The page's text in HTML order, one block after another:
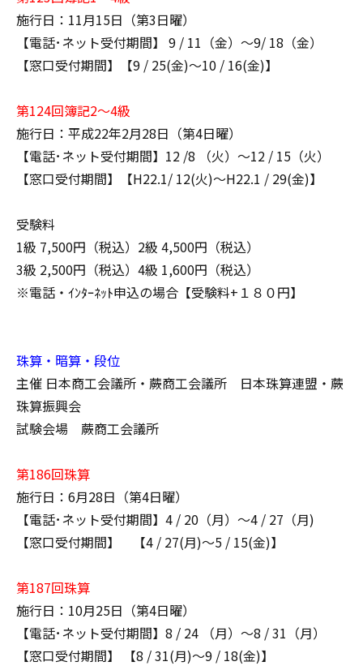
施行日：11月15日（第3日曜）
【電話･ネット受付期間】 9 / 11（金）～9/ 18（金）
【窓口受付期間】【9 / 25(金)～10 / 16(金)】
第124回簿記2～4級
施行日：平成22年2月28日（第4日曜）
【電話･ネット受付期間】12 /8 （火）～12 / 15（火）
【窓口受付期間】【H22.1/ 12(火)～H22.1 / 29(金)】
受験料
1級 7,500円（税込）2級 4,500円（税込）
3級 2,500円（税込）4級 1,600円（税込）
※電話・ｲﾝﾀｰﾈｯﾄ申込の場合【受験料+１８０円】
珠算・暗算・段位
主催 日本商工会議所・蕨商工会議所 日本珠算連盟・蕨
珠算振興会
試験会場 蕨商工会議所
第186回珠算
施行日：6月28日（第4日曜）
【電話･ネット受付期間】4 / 20（月）～4 / 27（月)
【窓口受付期間】 【4 / 27(月)～5 / 15(金)】
第187回珠算
施行日：10月25日（第4日曜）
【電話･ネット受付期間】8 / 24 （月）～8 / 31（月）
【窓口受付期間】 【8 / 31(月)～9 / 18(金)】